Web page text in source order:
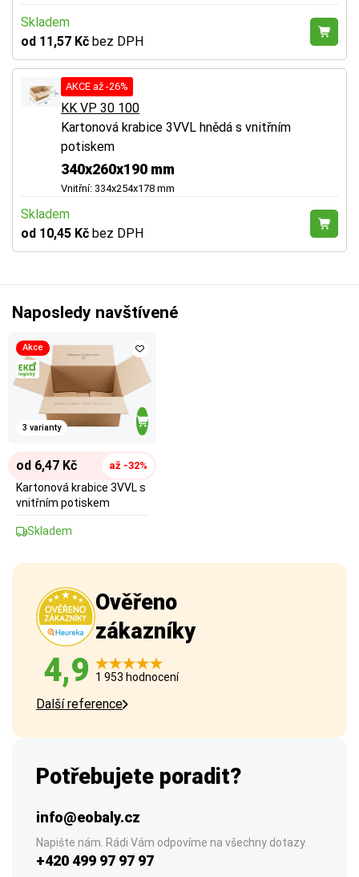
Skladem
od 11,57 Kč bez DPH
AKCE až -26%
KK VP 30 100
Kartonová krabice 3VVL hnědá s vnitřním
potiskem
340x260x190 mm
Vnitřní: 334x254x178 mm
Skladem
od 10,45 Kč bez DPH
Naposledy navštívené
Akce
3 varianty
od 6,47 Kč až -32%
Kartonová krabice 3VVL s
vnitřním potiskem
Skladem
Ověřeno
zákazníky
4,9 1 953 hodnocení
Další reference
Potřebujete poradit?
info@eobaly.cz
Napište nám. Rádi Vám odpovíme na všechny dotazy.
+420 499 97 97 97